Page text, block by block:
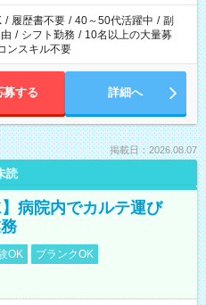
はご案内が難しい場合があります
/ 履歴書不要 / 40～50代活躍中 / 副
/ シフト勤務 / 10名以上の大量募
ンスキル不要
募する 詳細へ
掲載日：2026.08.07
読
病院内でカルテ運び
OK
ブランクOK